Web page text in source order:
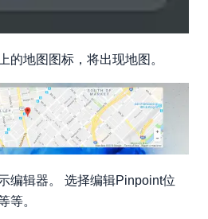
的地图图标，将出现地图。
编辑器。 选择编辑Pinpoint位
等。